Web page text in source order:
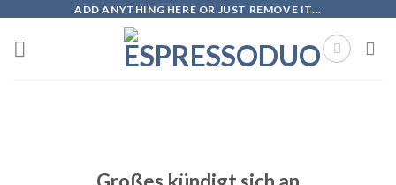
content
ADD ANYTHING HERE OR JUST REMOVE IT...